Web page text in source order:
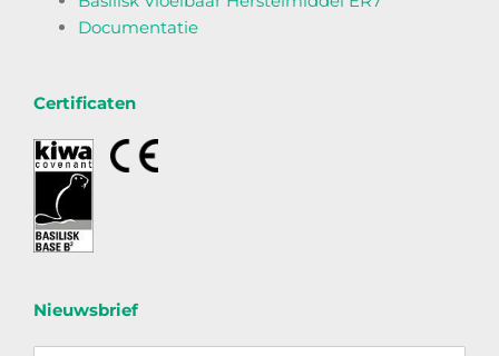
Documentatie
Certificaten
Nieuwsbrief